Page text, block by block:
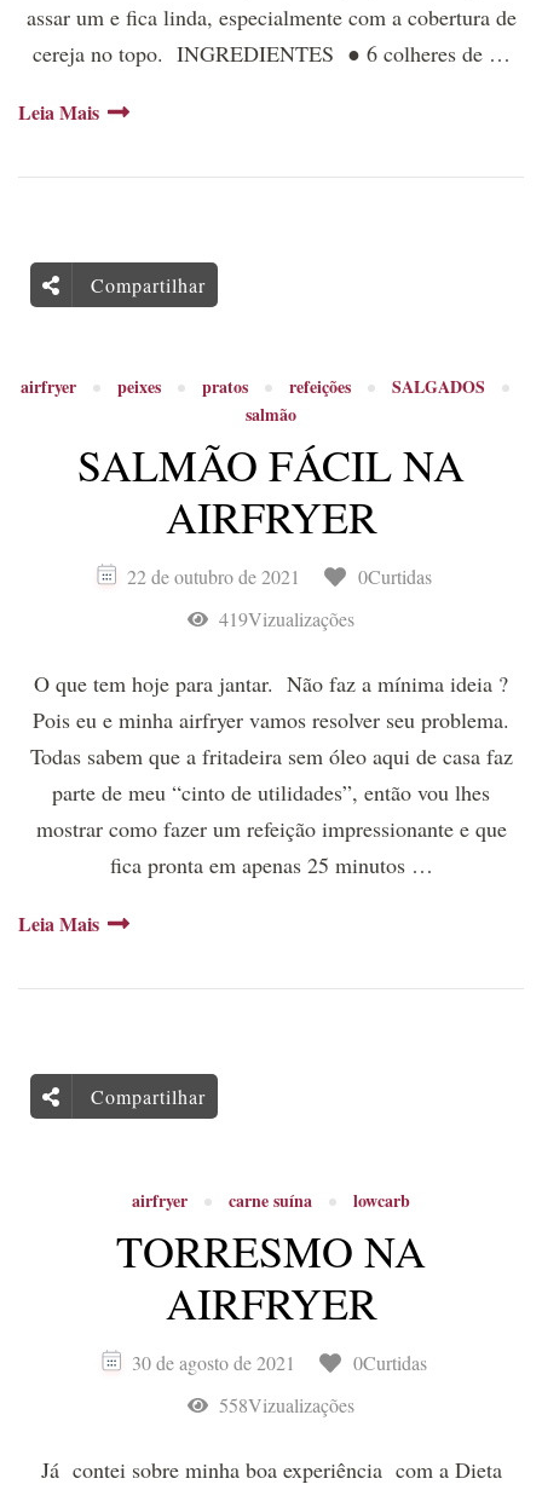
assar um e fica linda, especialmente com a cobertura de
cereja no topo. INGREDIENTES ● 6 colheres de …
Leia Mais
Compartilhar
airfryer peixes pratos refeições
SALGADOS
salmão
SALMÃO FÁCIL NA
AIRFRYER
22 de outubro de 2021
0Curtidas
419Vizualizações
O que tem hoje para jantar. Não faz a mínima ideia ?
Pois eu e minha airfryer vamos resolver seu problema.
Todas sabem que a fritadeira sem óleo aqui de casa faz
parte de meu “cinto de utilidades”, então vou lhes
mostrar como fazer um refeição impressionante e que
fica pronta em apenas 25 minutos …
Leia Mais
Compartilhar
airfryer carne suína lowcarb
TORRESMO NA
AIRFRYER
30 de agosto de 2021
0Curtidas
558Vizualizações
Já contei sobre minha boa experiência com a Dieta